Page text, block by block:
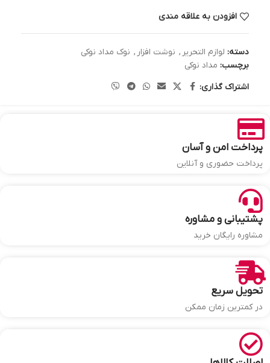
افزودن به علاقه مندی
دسته: لوازم التحریر , نوشت افزار , نوک مداد نوکی
برچسب: مداد نوکی
اشتراک گذاری:
پرداخت امن و آسان
پرداخت حضوری و آنلاین
پشتیبانی و مشاوره
مشاوره رایگان خرید
تحویل سریع
در کمترین زمان ممکن